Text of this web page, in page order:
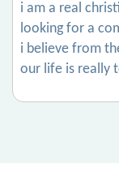
i am a real
looking for a
i believe from
our life is really